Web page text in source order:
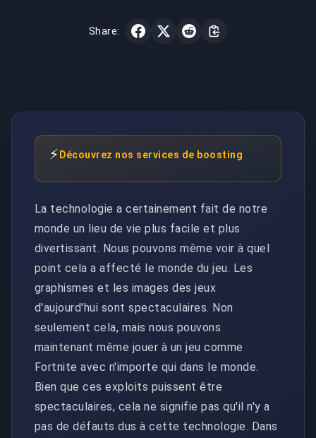
Share:
⚡ Découvrez nos services de boosting
La technologie a certainement fait de notre
monde un lieu de vie plus facile et plus
divertissant. Nous pouvons même voir à quel
point cela a affecté le monde du jeu. Les
graphismes et les images des jeux
d'aujourd'hui sont spectaculaires. Non
seulement cela, mais nous pouvons
maintenant même jouer à un jeu comme
Fortnite avec n'importe qui dans le monde.
Bien que ces exploits puissent être
spectaculaires, cela ne signifie pas qu'il n'y a
pas de défauts dus à cette technologie. Dans